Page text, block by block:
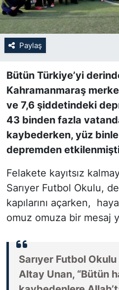
Paylaş
Bütün Türkiye’yi
Kahramanmaraş
ve 7,6 şiddetindeki
43 binden fazla
kaybederken, yüz
depremden
Felakete kayıtsız
Sarıyer Futbol Okulu,
kapılarını açarken,
omuz omuza bir mesaj
Sarıyer Futbol
Altay Unan, “Bütün
SARIYER İMAR BARIŞI
SEKTÖR
SON DAKİKA HABERİ
SPOR
TEKNOLOJİ
TÜRKİYE VE DÜNYA
VİDEO GALERİ
YAŞAM